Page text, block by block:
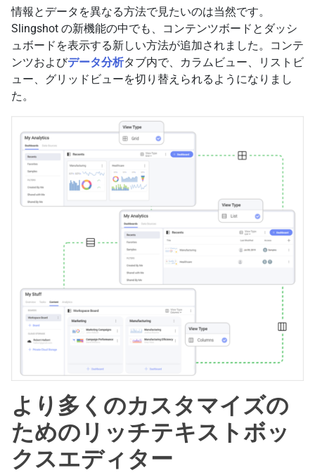
情報とデータを異なる方法で見たいのは当然です。
Slingshot の新機能の中でも、コンテンツボードとダッシ
ュボードを表示する新しい方法が追加されました。コンテ
ンツおよびデータ分析タブ内で、カラムビュー、リストビ
ュー、グリッドビューを切り替えられるようになりまし
た。
より多くのカスタマイズの
ためのリッチテキストボッ
クスエディター